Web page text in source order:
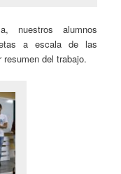
nuestros alumnos
a escala de las
del trabajo.